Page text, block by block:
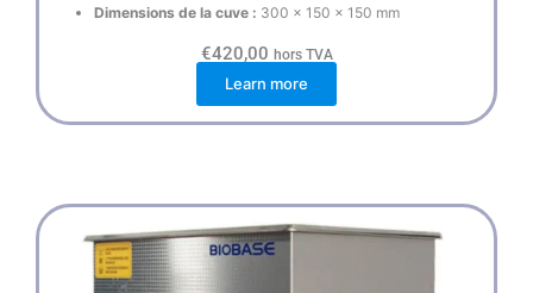
Dimensions de la cuve : 300 × 150 × 150 mm
€420,00 hors TVA
Learn more